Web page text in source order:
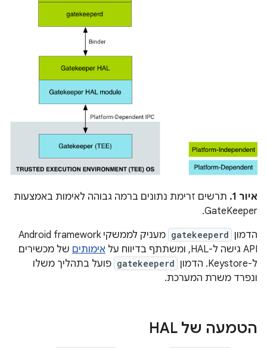
איור 1.
תרשים זרימת נתונים ברמה גבוהה לאימות באמצעות
GateKeeper.
הדמון gatekeeperd
מעניק לממשקי Android framework
API גישה ל-HAL, ומשתתף בדיווח על
אימותים של מכשירים
ל-Keystore. הדמון
gatekeeperd פועל בתהליך משלו
ונפרד משרת המערכת.
הטמעה של HAL